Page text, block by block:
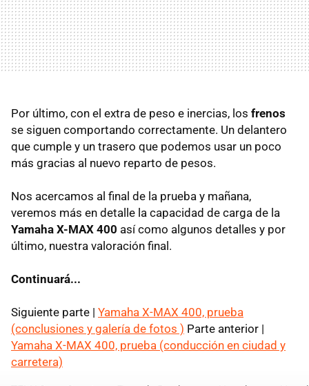
Por último, con el extra de peso e inercias, los frenos
se siguen comportando correctamente. Un delantero
que cumple y un trasero que podemos usar un poco
más gracias al nuevo reparto de pesos.
Nos acercamos al final de la prueba y mañana,
veremos más en detalle la capacidad de carga de la
Yamaha X-MAX 400 así como algunos detalles y por
último, nuestra valoración final.
Continuará...
Siguiente parte | Yamaha X-MAX 400, prueba
(conclusiones y galería de fotos ) Parte anterior |
Yamaha X-MAX 400, prueba (conducción en ciudad y
carretera)